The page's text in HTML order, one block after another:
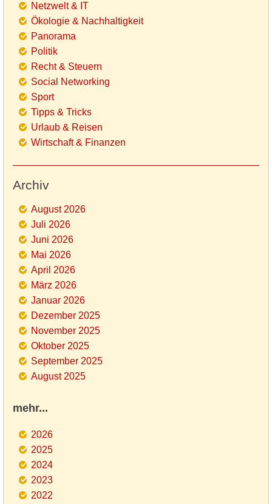
Netzwelt & IT
Ökologie & Nachhaltigkeit
Panorama
Politik
Recht & Steuern
Social Networking
Sport
Tipps & Tricks
Urlaub & Reisen
Wirtschaft & Finanzen
Archiv
August 2026
Juli 2026
Juni 2026
Mai 2026
April 2026
März 2026
Januar 2026
Dezember 2025
November 2025
Oktober 2025
September 2025
August 2025
mehr...
2026
2025
2024
2023
2022